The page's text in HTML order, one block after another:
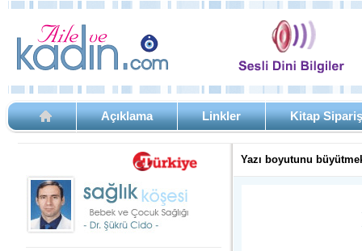
Açıklama Linkler Kitap
Yazı boyutunu